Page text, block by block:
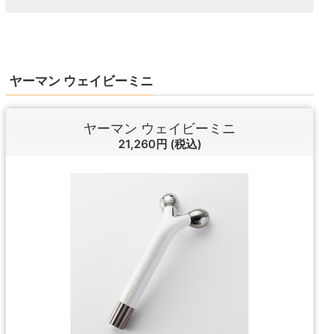
ヤーマン ウェイビーミニ
ヤーマン ウェイビーミニ
21,260円 (税込)